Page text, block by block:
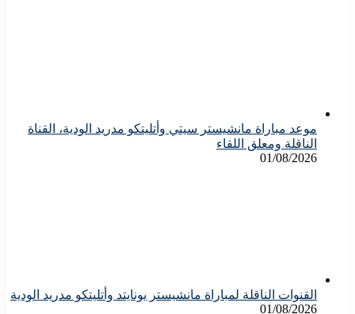
موعد مباراة مانشيستر سيتي وأتليتكو مدريد الودية، القناة
الناقلة ومعلق اللقاء
01/08/2026
القنوات الناقلة لمباراة مانشيستر يونايتد وأتليتكو مدريد الودية
01/08/2026